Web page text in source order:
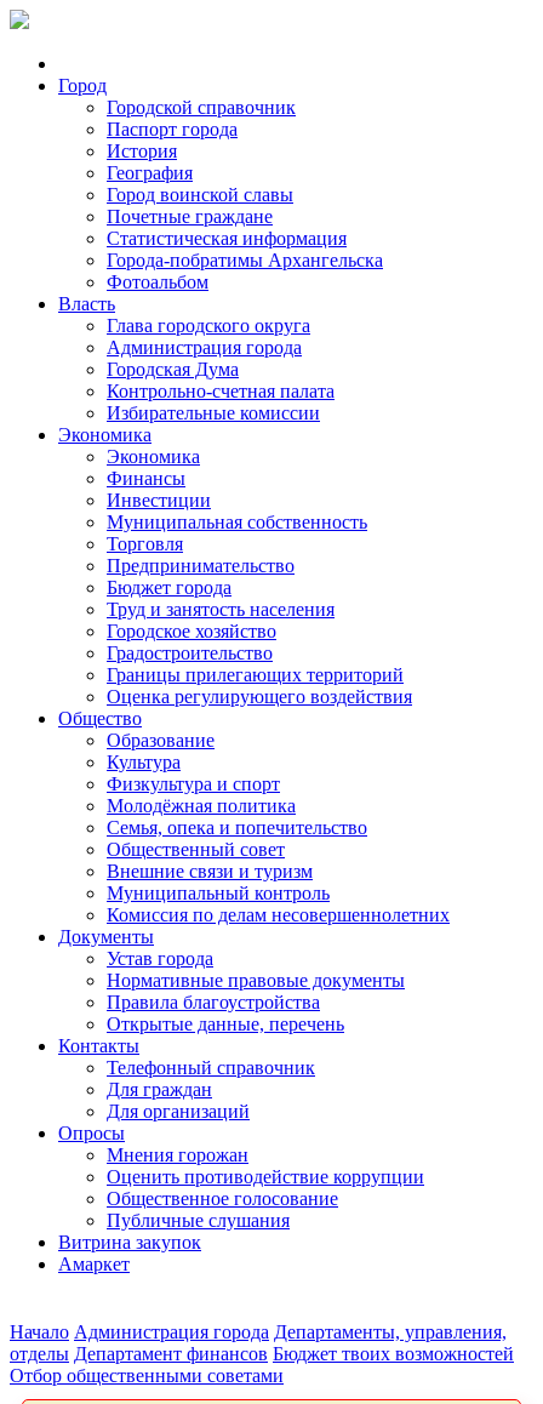
Город
Городской справочник
Паспорт города
История
География
Город воинской славы
Почетные граждане
Статистическая информация
Города-побратимы Архангельска
Фотоальбом
Власть
Глава городского округа
Администрация города
Городская Дума
Контрольно-счетная палата
Избирательные комиссии
Экономика
Экономика
Финансы
Инвестиции
Муниципальная собственность
Торговля
Предпринимательство
Бюджет города
Труд и занятость населения
Городское хозяйство
Градостроительство
Границы прилегающих территорий
Оценка регулирующего воздействия
Общество
Образование
Культура
Физкультура и спорт
Молодёжная политика
Семья, опека и попечительство
Общественный совет
Внешние связи и туризм
Муниципальный контроль
Комиссия по делам несовершеннолетних
Документы
Устав города
Нормативные правовые документы
Правила благоустройства
Открытые данные, перечень
Контакты
Телефонный справочник
Для граждан
Для организаций
Опросы
Мнения горожан
Оценить противодействие коррупции
Общественное голосование
Публичные слушания
Витрина закупок
Амаркет
Начало Администрация города Департаменты, управления,
отделы Департамент финансов Бюджет твоих возможностей
Отбор общественными советами